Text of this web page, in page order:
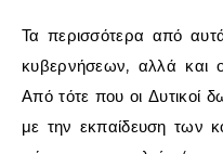
Τα περισσότερα από
κυβερνήσεων, αλλά και
Από τότε που οι Δυτικοί
με την εκπαίδευση των